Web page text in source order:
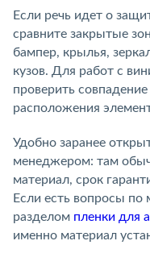
Если речь идет о
сравните закрытые
бампер, крылья,
кузов. Для работ с
проверить
расположения
Удобно заранее
менеджером: там
материал, срок
Если есть вопросы по
разделом пленки для
именно материал